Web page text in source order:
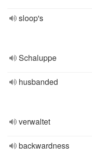
sloop's
Schaluppe
husbanded
verwaltet
backwardness